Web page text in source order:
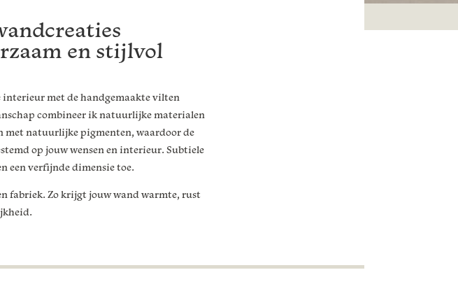
en stijlvol
met de handgemaakte vilten
combineer ik natuurlijke materialen
met natuurlijke pigmenten, waardoor de
op jouw wensen en interieur. Subtiele
een verfijnde dimensie toe.
fabriek. Zo krijgt jouw wand warmte, rust